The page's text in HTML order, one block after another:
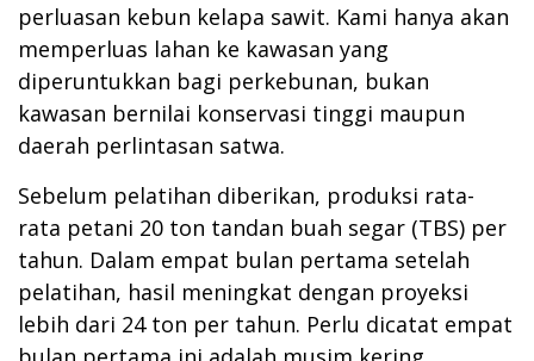
perluasan kebun kelapa sawit. Kami hanya akan
memperluas lahan ke kawasan yang
diperuntukkan bagi perkebunan, bukan
kawasan bernilai konservasi tinggi maupun
daerah perlintasan satwa.
Sebelum pelatihan diberikan, produksi rata-
rata petani 20 ton tandan buah segar (TBS) per
tahun. Dalam empat bulan pertama setelah
pelatihan, hasil meningkat dengan proyeksi
lebih dari 24 ton per tahun. Perlu dicatat empat